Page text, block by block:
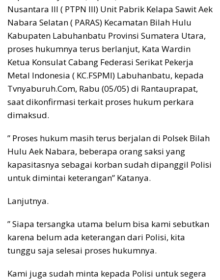
k p k
Nusantara III ( PTPN III) Unit Pabrik Kelapa Sawit Aek
Nabara Selatan ( PARAS) Kecamatan Bilah Hulu
Kabupaten Labuhanbatu Provinsi Sumatera Utara,
proses hukumnya terus berlanjut, Kata Wardin
Ketua Konsulat Cabang Federasi Serikat Pekerja
Metal Indonesia ( KC.FSPMI) Labuhanbatu, kepada
Tvnyaburuh.Com, Rabu (05/05) di Rantauprapat,
saat dikonfirmasi terkait proses hukum perkara
dimaksud.
” Proses hukum masih terus berjalan di Polsek Bilah
Hulu Aek Nabara, beberapa orang saksi yang
kapasitasnya sebagai korban sudah dipanggil Polisi
untuk dimintai keterangan” Katanya.
Lanjutnya.
” Siapa tersangka utama belum bisa kami sebutkan
karena belum ada keterangan dari Polisi, kita
tunggu saja selesai proses hukumnya.
Kami juga sudah minta kepada Polisi untuk segera